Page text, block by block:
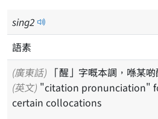
sing2
語素
(廣東話) 「醒」字嘅本調，喺某
(英文)
certain collocations